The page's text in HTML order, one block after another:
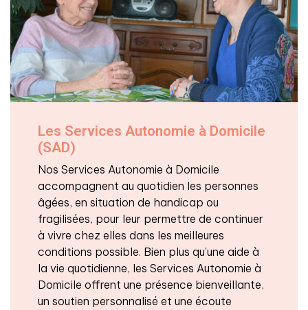
Les Services Autonomie à Domicile
(SAD)
Nos Services Autonomie à Domicile
accompagnent au quotidien les personnes
âgées, en situation de handicap ou
fragilisées, pour leur permettre de continuer
à vivre chez elles dans les meilleures
conditions possible. Bien plus qu’une aide à
la vie quotidienne, les Services Autonomie à
Domicile offrent une présence bienveillante,
un soutien personnalisé et une écoute